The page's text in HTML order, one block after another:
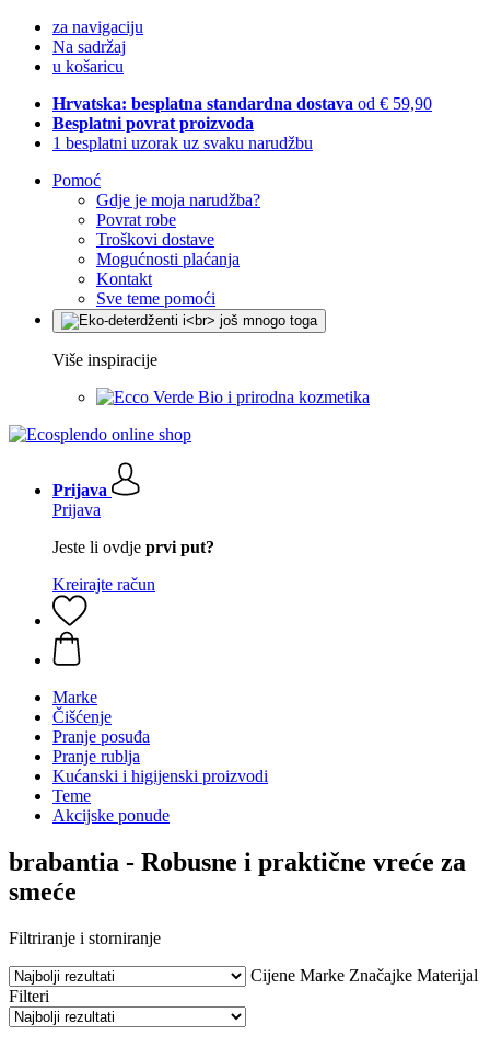
za navigaciju
Na sadržaj
u košaricu
Hrvatska: besplatna standardna dostava od € 59,90
Besplatni povrat proizvoda
1 besplatni uzorak uz svaku narudžbu
Pomoć
Gdje je moja narudžba?
Povrat robe
Troškovi dostave
Mogućnosti plaćanja
Kontakt
Sve teme pomoći
Više inspiracije
Bio i prirodna kozmetika
Prijava
Prijava
Jeste li ovdje prvi put?
Kreirajte račun
Marke
Čišćenje
Pranje posuđa
Pranje rublja
Kućanski i higijenski proizvodi
Teme
Akcijske ponude
brabantia - Robusne i praktične vreće za
smeće
Filtriranje i storniranje
Cijene Marke Značajke Materijal
Filteri